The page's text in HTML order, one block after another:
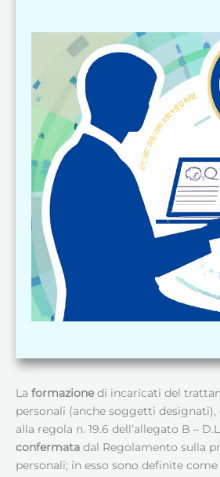
La formazionedi incaricati del
personali (anche soggetti
alla regola n. 19.6 dell’allegato B –
confermata dal Regolamento sulla
personali; in esso sono definite